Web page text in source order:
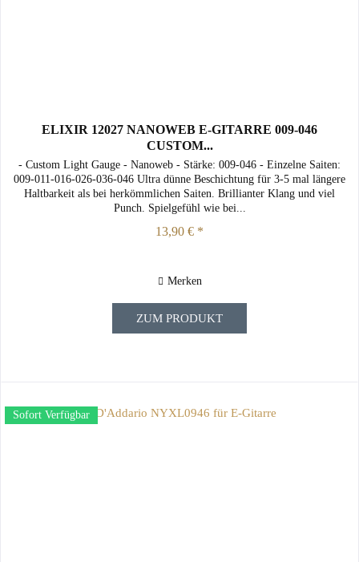
ELIXIR 12027 NANOWEB E-GITARRE 009-046
CUSTOM...
- Custom Light Gauge - Nanoweb - Stärke: 009-046 - Einzelne Saiten:
009-011-016-026-036-046 Ultra dünne Beschichtung für 3-5 mal längere
Haltbarkeit als bei herkömmlichen Saiten. Brillianter Klang und viel
Punch. Spielgefühl wie bei...
13,90 € *
Merken
ZUM PRODUKT
Sofort Verfügbar